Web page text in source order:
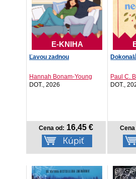
E-KNIHA
Ľavou zadnou
Hannah Bonam-Young
DOT., 2026
Cena od: 16,45 €
Paul C.
DOT.,